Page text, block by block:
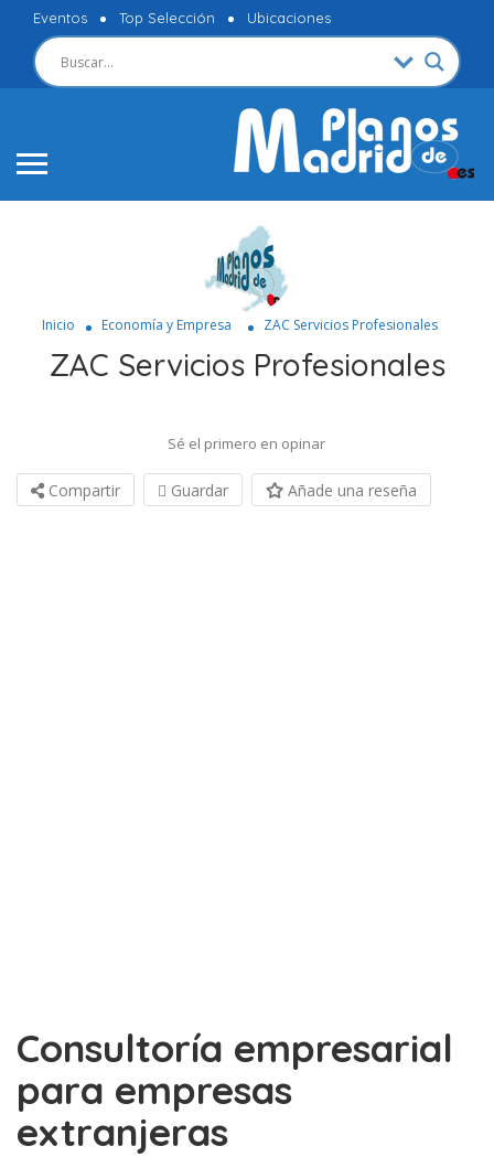
Eventos Top Selección Ubicaciones
Inicio Economía y Empresa ZAC Servicios Profesionales
ZAC Servicios Profesionales
Sé el primero en opinar
Compartir Guardar Añade una reseña
Consultoría empresarial
para empresas
extranjeras